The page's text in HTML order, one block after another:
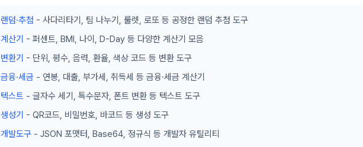
랜덤·추첨 - 사다리타기, 팀 나누기, 룰렛, 로또 등 공정한 랜덤 추첨 도구
계산기 - 퍼센트, BMI, 나이, D-Day 등 다양한 계산기 모음
변환기 - 단위, 평수, 음력, 환율, 색상 코드 등 변환 도구
금융·세금 - 연봉, 대출, 부가세, 취득세 등 금융·세금 계산기
텍스트 - 글자수 세기, 특수문자, 폰트 변환 등 텍스트 도구
생성기 - QR코드, 비밀번호, 바코드 등 생성 도구
개발도구 - JSON 포맷터, Base64, 정규식 등 개발자 유틸리티